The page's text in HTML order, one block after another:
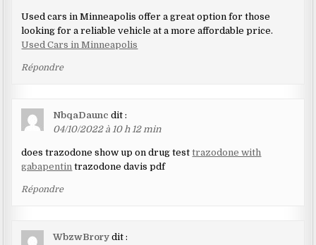
Used cars in Minneapolis offer a great option for those
looking for a reliable vehicle at a more affordable price.
Used Cars in Minneapolis
Répondre
NbqaDaunc dit :
04/10/2022 à 10 h 12 min
does trazodone show up on drug testtrazodone with
gabapentin trazodone davis pdf
Répondre
WbzwBrory dit :